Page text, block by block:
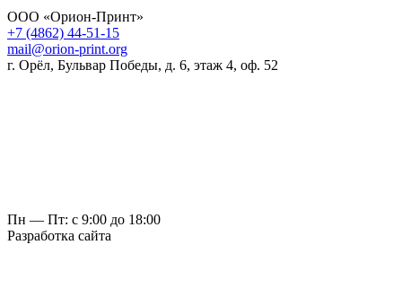
ООО «Орион-Принт»
+7 (4862) 44-51-15
mail@orion-print.org
г. Орёл, Бульвар Победы, д. 6, этаж 4, оф. 52
Пн — Пт: с 9:00 до 18:00
Разработка сайта